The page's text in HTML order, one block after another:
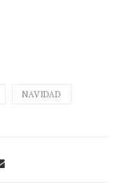
NAVIDAD